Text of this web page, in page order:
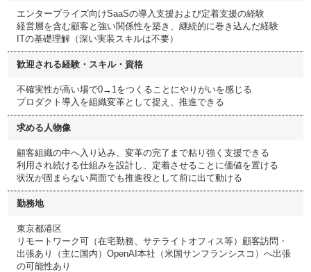
エンタープライズ向けSaaSの導入支援および定着支援の経験
経営層を含む顧客と強い関係性を築き、継続的に巻き込んだ経験
ITの基礎理解（深い実装スキルは不要）
歓迎される経験・スキル・資格
不確実性が高い場で0→1をつくることにやりがいを感じる
プロダクト導入を組織変革として捉え、推進できる
求める人物像
顧客組織の中へ入り込み、変革の完了まで粘り強く支援できる
利用され続ける仕組みを設計し、定着させることに価値を置ける
状況が固まらない局面でも推進役として前に出て動ける
勤務地
東京都港区
リモートワーク可（在宅勤務、サテライトオフィス等）顧客訪問・
出張あり（主に国内）OpenAI本社（米国サンフランシスコ）へ出張
の可能性あり